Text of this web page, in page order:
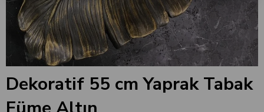
Dekoratif 55 cm Yaprak Tabak